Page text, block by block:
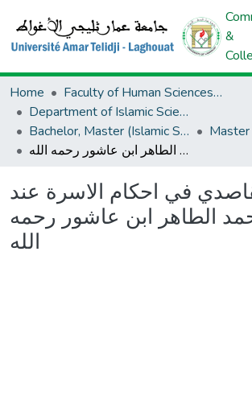
&
Home
Faculty of Human Sciences And Islamic Sciences And Civilizations
Department of Islamic Sciences
Bachelor, Master (Islamic Sciences)
Master
النظر المقاصدي في احكام الاسرة عند الشيخ محمد الطاهر ابن عاشور رحمه الله
في احكام الاسرة عند
الطاهر ابن عاشور رحمه
الله